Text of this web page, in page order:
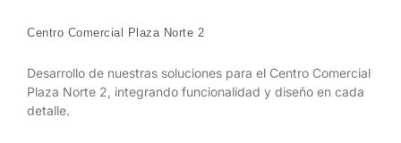
Centro Comercial Plaza Norte 2
Desarrollo de nuestras soluciones para el Centro Comercial
Plaza Norte 2, integrando funcionalidad y diseño en cada
detalle.